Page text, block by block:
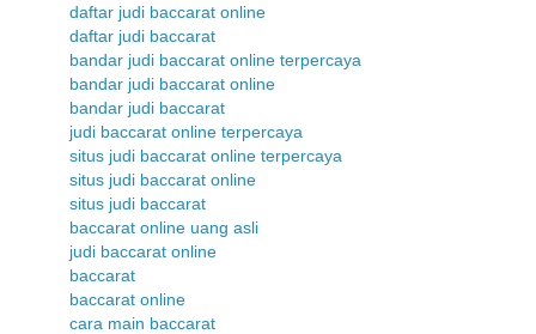
daftar judi baccarat online
daftar judi baccarat
bandar judi baccarat online terpercaya
bandar judi baccarat online
bandar judi baccarat
judi baccarat online terpercaya
situs judi baccarat online terpercaya
situs judi baccarat online
situs judi baccarat
baccarat online uang asli
judi baccarat online
baccarat
baccarat online
cara main baccarat